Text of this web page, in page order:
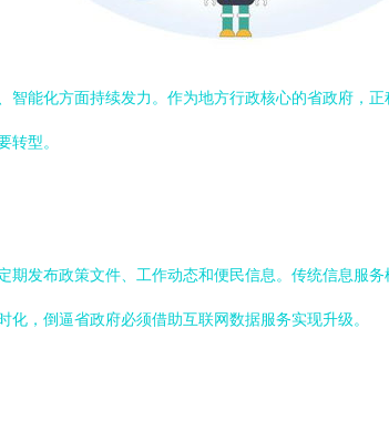
能化方面持续发力。作为地方行政核心的省政府，
转型。
发布政策文件、工作动态和便民信息。传统信息服
，倒逼省政府必须借助互联网数据服务实现升级。